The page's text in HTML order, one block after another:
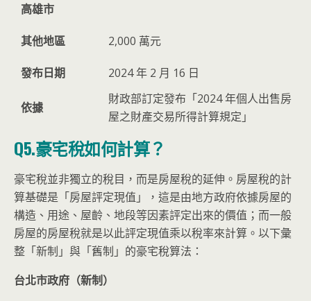
高雄市
其他地區 2,000 萬元
發布日期 2024 年 2 月 16 日
依據
財政部訂定發布「2024 年個人出售房
屋之財產交易所得計算規定」
Q5.豪宅稅如何計算？
豪宅稅並非獨立的稅目，而是房屋稅的延伸。房屋稅的計
算基礎是「房屋評定現值」，這是由地方政府依據房屋的
構造、用途、屋齡、地段等因素評定出來的價值；而一般
房屋的房屋稅就是以此評定現值乘以稅率來計算。以下彙
整「新制」與「舊制」的豪宅稅算法：
台北市政府（新制）